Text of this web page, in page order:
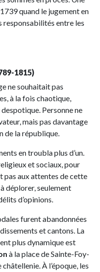
quand le jugement en
entre les
1815)
ne souhaitait pas
à la fois chaotique,
Personne ne
mais pas davantage
de la république.
en troubla plus d’un.
et sociaux, pour
pas aux attentes de cette
déplorer, seulement
d’opinions.
furent abandonnées
et cantons. La
plus dynamique est
à la place de Sainte-Foy-
À l’époque, les